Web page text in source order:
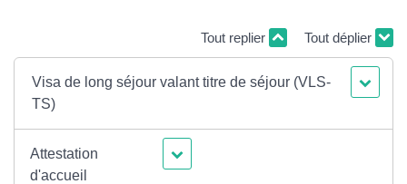
Tout replier Tout déplier
Visa de long séjour valant titre de séjour (VLS-
TS)
Attestation
d'accueil